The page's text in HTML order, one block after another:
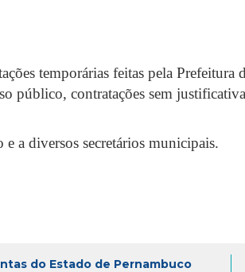
temporárias feitas pela
público, contratações sem
a diversos secretários municipais.
do Estado de Pernambuco